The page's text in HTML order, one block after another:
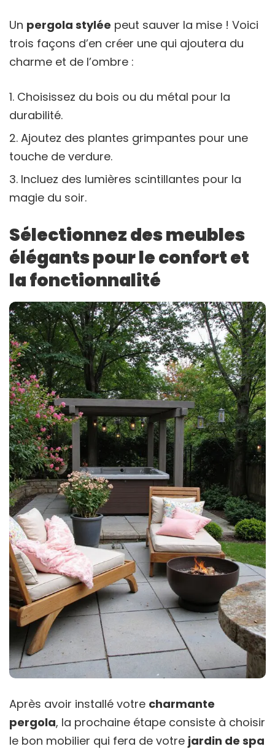
Un pergola stylée peut sauver la mise ! Voici
trois façons d’en créer une qui ajoutera du
charme et de l’ombre :
Choisissez du bois ou du métal pour la
durabilité.
Ajoutez des plantes grimpantes pour une
touche de verdure.
Incluez des lumières scintillantes pour la
magie du soir.
Sélectionnez des meubles
élégants pour le confort et
la fonctionnalité
Après avoir installé votre charmante
pergola, la prochaine étape consiste à choisir
le bon mobilier qui fera de votre jardin de spa